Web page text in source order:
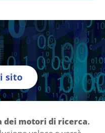
sito
dei motori di ricerca.